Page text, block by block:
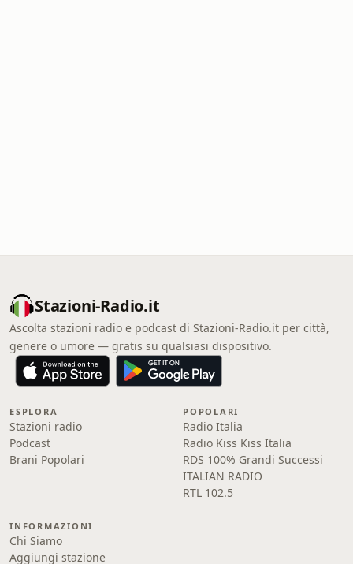
Stazioni-Radio.it
Ascolta stazioni radio e podcast di Stazioni-Radio.it per città,
genere o umore — gratis su qualsiasi dispositivo.
ESPLORA
Stazioni radio
Podcast
Brani Popolari
POPOLARI
Radio Italia
Radio Kiss Kiss Italia
RDS 100% Grandi Successi
ITALIAN RADIO
RTL 102.5
INFORMAZIONI
Chi Siamo
Aggiungi stazione